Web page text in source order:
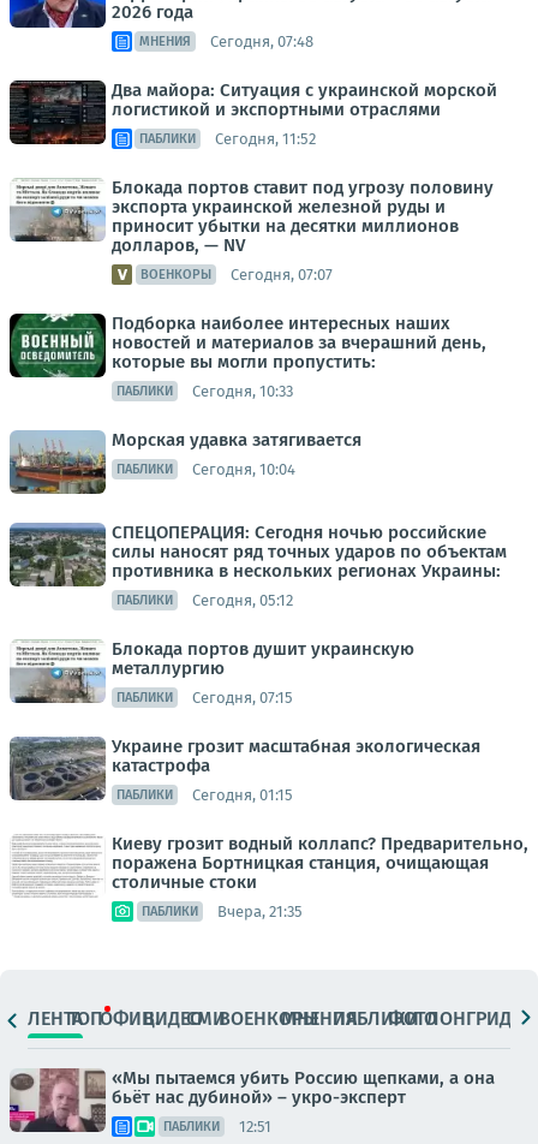
2026 года
МНЕНИЯ Сегодня, 07:48
Два майора: Ситуация с украинской морской
логистикой и экспортными отраслями
ПАБЛИКИ Сегодня, 11:52
Блокада портов ставит под угрозу половину
экспорта украинской железной руды и
приносит убытки на десятки миллионов
долларов, — NV
ВОЕНКОРЫ Сегодня, 07:07
Подборка наиболее интересных наших
новостей и материалов за вчерашний день,
которые вы могли пропустить:
ПАБЛИКИ Сегодня, 10:33
Морская удавка затягивается
ПАБЛИКИ Сегодня, 10:04
СПЕЦОПЕРАЦИЯ: Сегодня ночью российские
силы наносят ряд точных ударов по объектам
противника в нескольких регионах Украины:
ПАБЛИКИ Сегодня, 05:12
Блокада портов душит украинскую
металлургию
ПАБЛИКИ Сегодня, 07:15
Украине грозит масштабная экологическая
катастрофа
ПАБЛИКИ Сегодня, 01:15
Киеву грозит водный коллапс? Предварительно,
поражена Бортницкая станция, очищающая
столичные стоки
ПАБЛИКИ Вчера, 21:35
ЛЕНТАТОПОФИЦ.ВИДЕОСМИВОЕНКОРЫМНЕНИЯПАБЛИКИ
ФОТОЛОНГРИДЫ
«Мы пытаемся убить Россию щепками, а она
бьёт нас дубиной» – укро-эксперт
ПАБЛИКИ 12:51